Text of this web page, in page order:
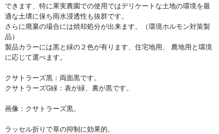
できます、特に果実農園での使用ではデリケートな土地の環境を最
適な土壌に保ち雨水浸透性も抜群です。
さらに廃棄の場合には焼却処分が出来ます。（環境ホルモン対策製
品）
製品カラーには黒と緑の２色が有ります、住宅地用、 農地用と環境
に応じて選べます。
クサトラーズ黒：両面黒です。
クサトラーズG緑：表が緑、裏が黒です。
画像：クサトラーズ黒。
ラッセル折りで草の抑制に効果的。